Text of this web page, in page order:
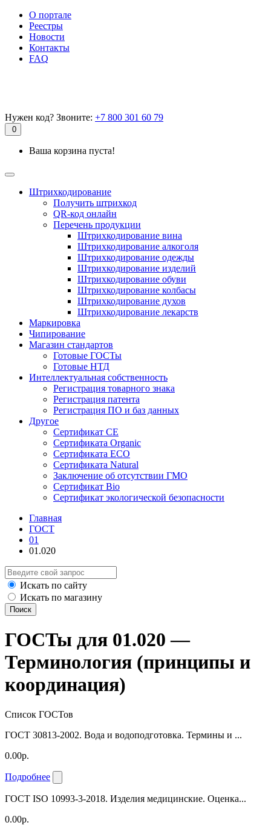
О портале
Реестры
Новости
Контакты
FAQ
Нужен код? Звоните: +7 800 301 60 79
0
Ваша корзина пуста!
Штрихкодирование
Получить штрихкод
QR-код онлайн
Перечень продукции
Штрихкодирование вина
Штрихкодирование алкоголя
Штрихкодирование одежды
Штрихкодирование изделий
Штрихкодирование обуви
Штрихкодирование колбасы
Штрихкодирование духов
Штрихкодирование лекарств
Маркировка
Чипирование
Магазин стандартов
Готовые ГОСТы
Готовые НТД
Интеллектуальная собственность
Регистрация товарного знака
Регистрация патента
Регистрация ПО и баз данных
Другое
Сертификат СЕ
Сертификата Organic
Сертификата ECO
Сертификата Natural
Заключение об отсутствии ГМО
Сертификат Bio
Сертификат экологической безопасности
Главная
ГОСТ
01
01.020
Искать по сайту
Искать по магазину
Поиск
ГОСТы для 01.020 —
Терминология (принципы и
координация)
Список ГОСТов
ГОСТ 30813-2002. Вода и водоподготовка. Термины и ...
0.00р.
Подробнее
ГОСТ ISO 10993-3-2018. Изделия медицинские. Оценка...
0.00р.